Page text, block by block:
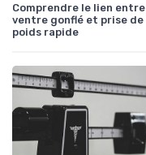
Comprendre le lien entre
ventre gonflé et prise de
poids rapide